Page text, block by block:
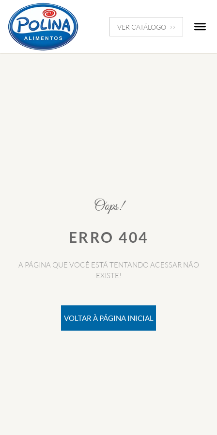
VER CATÁLOGO
Oops!
ERRO 404
A PÁGINA QUE VOCÊ ESTÁ TENTANDO ACESSAR NÃO
EXISTE!
VOLTAR À PÁGINA INICIAL